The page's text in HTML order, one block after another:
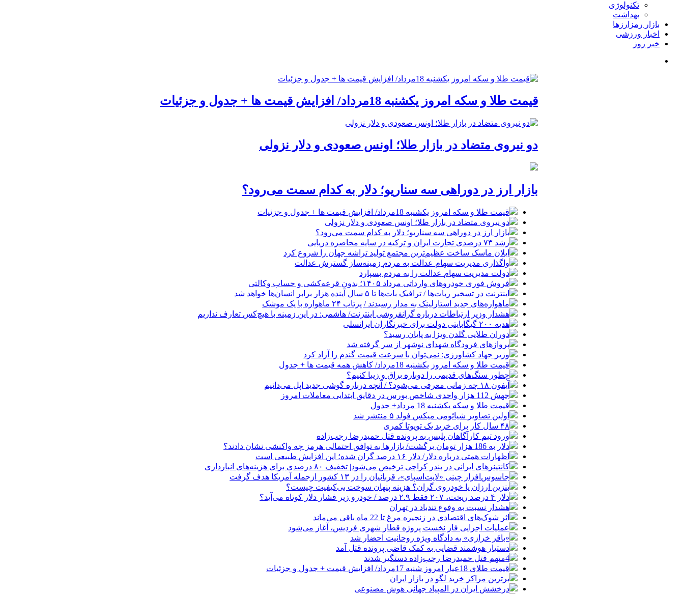
تکنولوژی
بهداشت
بازار رمزارزها
اخبار ورزشی
خبر روز
قیمت طلا و سکه امروز یکشنبه 18مرداد/ افزایش قیمت ها + جدول و جزئیات
دو نیروی متضاد در بازار طلا؛ اونس صعودی و دلار نزولی
بازار ارز در دوراهی سه سناریو؛ دلار به کدام سمت می‌رود؟
قیمت طلا و سکه امروز یکشنبه 18مرداد/ افزایش قیمت ها + جدول و جزئیات
دو نیروی متضاد در بازار طلا؛ اونس صعودی و دلار نزولی
بازار ارز در دوراهی سه سناریو؛ دلار به کدام سمت می‌رود؟
رشد ۷۳ درصدی تجارت ایران و ترکیه در سایه محاصره دریایی
ایلان ماسک ساخت عظیم‌ترین مجتمع تولید تراشه جهان را شروع کرد
واگذاری مدیریت سهام عدالت به مردم زمینه‌ساز گسترش عدالت
دولت مدیریت سهام عدالت را به مردم بسپارد
فروش فوری خودروهای وارداتی مرداد ۱۴۰۵؛ بدون قرعه‌کشی و حساب وکالتی
اینترنت در تسخیر ربات‌ها / ترافیک بات‌ها تا ۵ سال آینده هزار برابر انسان‌ها خواهد شد
ماهواره‌های جدید استارلینک به مدار رسیدند / پرتاب ۲۴ ماهواره با یک موشک
هشدار وزیر ارتباطات درباره گرانفروشی اینترنت/ هاشمی: در این زمینه با هیچ‌کس تعارف نداریم
هدیه ۲۰۰ گیگابایتی دولت برای خبرنگاران ایرانسلی
دوران طلایی گلدن ویزا به پایان رسید؟
پروازهای فرودگاه شهدای نوشهر از سر گرفته شد
وزیر جهاد کشاورزی: نمی‌توان با سرعت قیمت گندم را آزاد کرد
قیمت طلا و سکه امروز یکشنبه 18مرداد/ کاهش همه قیمت ها + جدول
چطور سنگ‌های قدیمی را دوباره براق و زیبا کنیم؟
آیفون ۱۸ چه زمانی معرفی می‌شود؟ / آنچه درباره گوشی جدید اپل می‌دانیم
جهش 112 هزار واحدی شاخص بورس در دقایق ابتدایی معاملات امروز
قیمت طلا و سکه یکشنبه 18 مرداد+ جدول
اولین تصاویر شیائومی میکس فولد ۵ منتشر شد
۴۸ سال کار برای خرید یک تویوتا کمری
ورود تیم کارآگاهان پلیس به پرونده قتل حمیدرضا رجب‌زاده
دلار به 186 هزار تومان برگشت/ بازارها به توافق احتمالی هرمز چه واکنشی نشان دادند؟
اظهارات همتی درباره دلار/ دلار ۱۶ درصد گران شده؛ این افزایش طبیعی است
کانتینرهای ایرانی در بندر کراچی ترخیص می‌شود| تخفیف ۸۰ درصدی برای هزینه‌های انبارداری
جاسوس‌افزار چینی «لایت‌اسپای»، قربانیان را در ۱۳ کشور ازجمله آمریکا هدف گرفت
بنزین ارزان یا خودروی گران؟ هزینه پنهان سوخت بی‌کیفیت چیست؟
دلار ۴ درصد ریخت، ۲۰۷ فقط ۲.۹ درصد / خودرو زیر فشار دلار کوتاه می‌آید؟
هشدار نسبت به وفوع تندباد در تهران
اثر شوک‌های اقتصادی در زنجیره مرغ تا 22 ماه باقی می‌ماند
عملیات اجرایی فاز نخست پروژه قطار شهری فردیس، آغاز می‌شود
«باقر خرازی» به دادگاه ویژه روحانیت احضار شد
دستیار هوشمند قضایی به کمک قاضی پرونده قتل آمد
4متهم قتل حمیدرضا رجب‌زاده دستگیر شدند
قیمت طلای 18عیار امروز شنبه 17مرداد/ افزایش قیمت + جدول و جزئیات
برترین مراکز خرید لگو در بازار ایران
درخشش ایران در المپیاد جهانی هوش مصنوعی